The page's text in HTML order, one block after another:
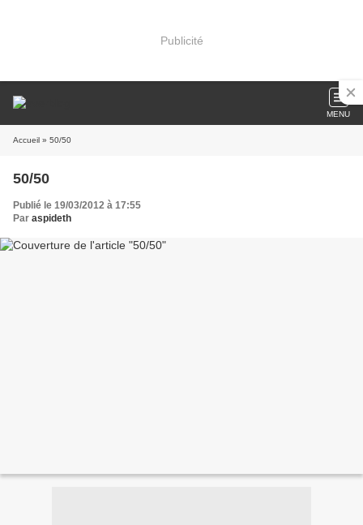
Publicité
MENU
Accueil » 50/50
50/50
Publié le 19/03/2012 à 17:55
Par aspideth